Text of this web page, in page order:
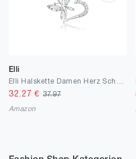
Elli
32.27 €37.97
Amazon